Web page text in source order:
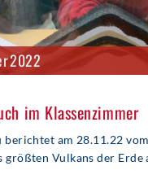
2022
im Klassenzimmer
berichtet am 28.11.22
größten Vulkans der